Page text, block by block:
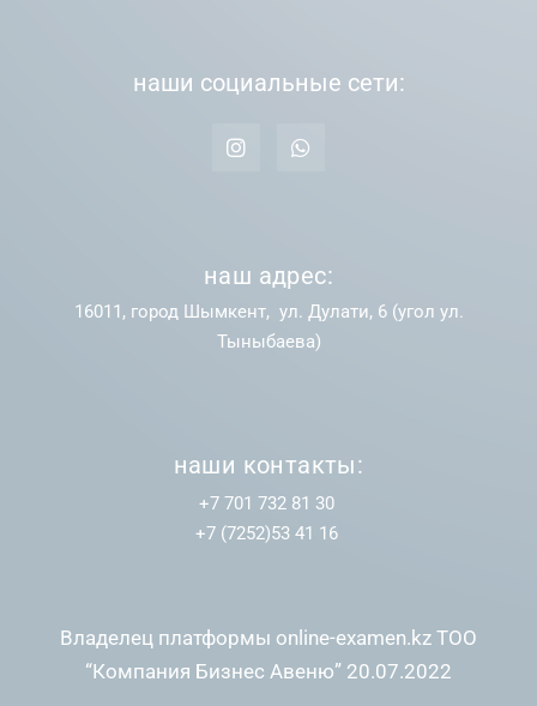
наши социальные сети:
наш адрес:
16011, город Шымкент, ул. Дулати, 6 (угол ул.
Тыныбаева)
наши контакты:
+7 701 732 81 30
+7 (7252)53 41 16
Владелец платформы online-examen.kz ТОО
“Компания Бизнес Авеню” 20.07.2022